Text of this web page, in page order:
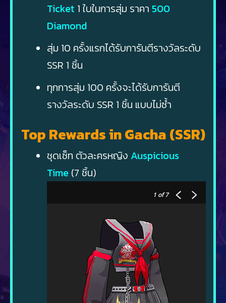
Ticket 1 ใบในการสุ่ม ราคา 500
Diamond
สุ่ม 10 ครั้งแรกได้รับการันตีรางวัลระดับ
SSR 1 ชิ้น
ทุกการสุ่ม 100 ครั้งจะได้รับการันตี
รางวัลระดับ SSR 1 ชิ้น แบบไม่ซ้ำ
Top Rewards in Gacha (SSR)
ชุดเซ็ท ตัวละครหญิง Auspicious
Time (7 ชิ้น)
1 of 7